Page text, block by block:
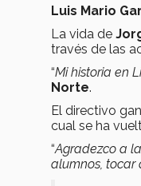
Luis Mario
La vida de
través de las
“Mi historia en
Norte.
El directivo
cual se ha
“Agradezco a
alumnos, tocar